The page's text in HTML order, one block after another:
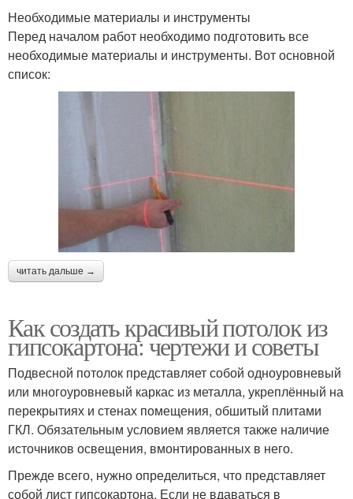
Необходимые материалы и инструменты
Перед началом работ необходимо подготовить все
необходимые материалы и инструменты. Вот основной
список:
читать дальше →
Как создать красивый потолок из
гипсокартона: чертежи и советы
Подвесной потолок представляет собой одноуровневый
или многоуровневый каркас из металла, укреплённый на
перекрытиях и стенах помещения, обшитый плитами
ГКЛ. Обязательным условием является также наличие
источников освещения, вмонтированных в него.
Прежде всего, нужно определиться, что представляет
собой лист гипсокартона. Если не вдаваться в